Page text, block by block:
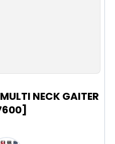
NECK GAITER